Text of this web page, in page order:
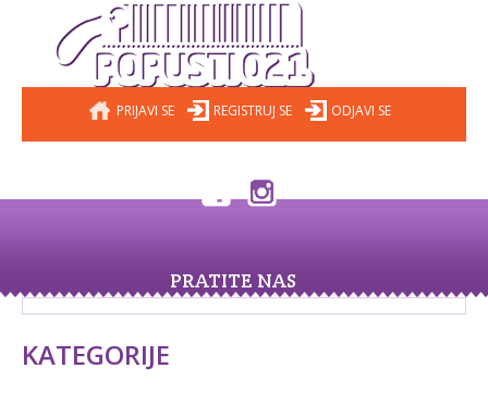
PRIJAVI SE REGISTRUJ SE ODJAVI SE
PRATITE NAS
KATEGORIJE